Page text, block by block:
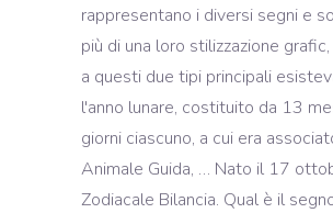
rappresentano i diversi segni e
più di una loro stilizzazione
a questi due tipi principali
l'anno lunare, costituito da 13
giorni ciascuno, a cui era
Animale Guida, … Nato il 17
Zodiacale Bilancia. Qual è il